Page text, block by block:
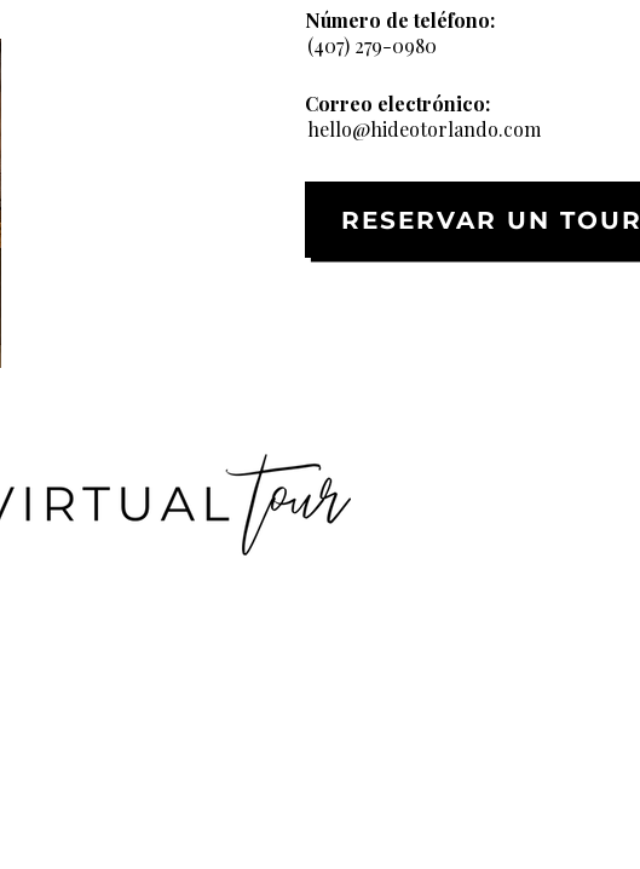
Número de teléfono:
(407) 279-0980
Correo electrónico:
hello@hideotorlando.com
RESERVAR UN TOUR